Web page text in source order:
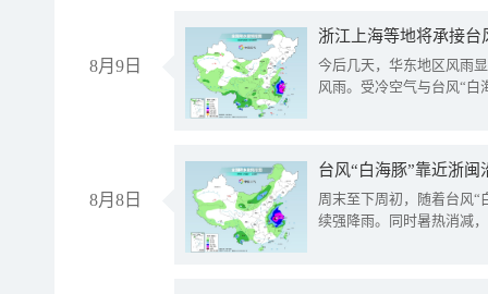
8月9日
浙江上海等地将承接台
今后几天，华东地区风雨
风雨。受冷空气与台风“白
8月8日
台风“白海豚”靠近浙
周末至下周初，随着台风“
续强降雨。同时暑热消减